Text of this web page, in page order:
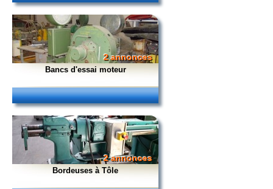
2 annonces
Bancs d'essai moteur
2 annonces
Bordeuses à Tôle